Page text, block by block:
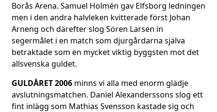
Borås Arena. Samuel Holmén gav Elfsborg ledningen
men i den andra halvleken kvitterade först Johan
Arneng och därefter slog Sören Larsen in
segermålet i en match som djurgårdarna själva
betraktade som en mycket viktig byggsten mot det
allsvenska guldet.
GULDÅRET 2006 minns vi alla med enorm glädje
avslutningsmatchen. Daniel Alexanderssons slog ett
fint inlägg som Mathias Svensson kastade sig och